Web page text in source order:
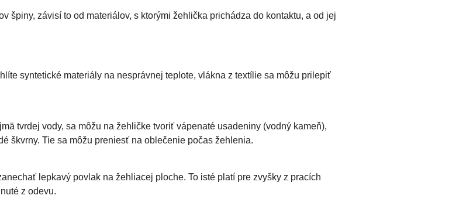
špiny, závisí to od materiálov, s ktorými žehlička prichádza do kontaktu, a od jej
syntetické materiály na nesprávnej teplote, vlákna z textílie sa môžu prilepiť
tvrdej vody, sa môžu na žehličke tvoriť vápenaté usadeniny (vodný kameň),
škvrny. Tie sa môžu preniesť na oblečenie počas žehlenia.
lepkavý povlak na žehliacej ploche. To isté platí pre zvyšky z pracích
z odevu.